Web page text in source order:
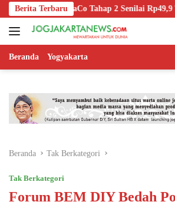
Langsung
ke
konten
Berita Terbaru
InfraCo Tahap 2 Senilai Rp49,9 Triliun,
Beranda Yogyakarta
Beranda Tak Berkategori
Tak Berkategori
Forum BEM DIY Bedah